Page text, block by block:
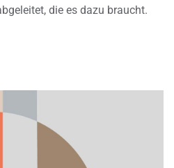
die es dazu braucht.